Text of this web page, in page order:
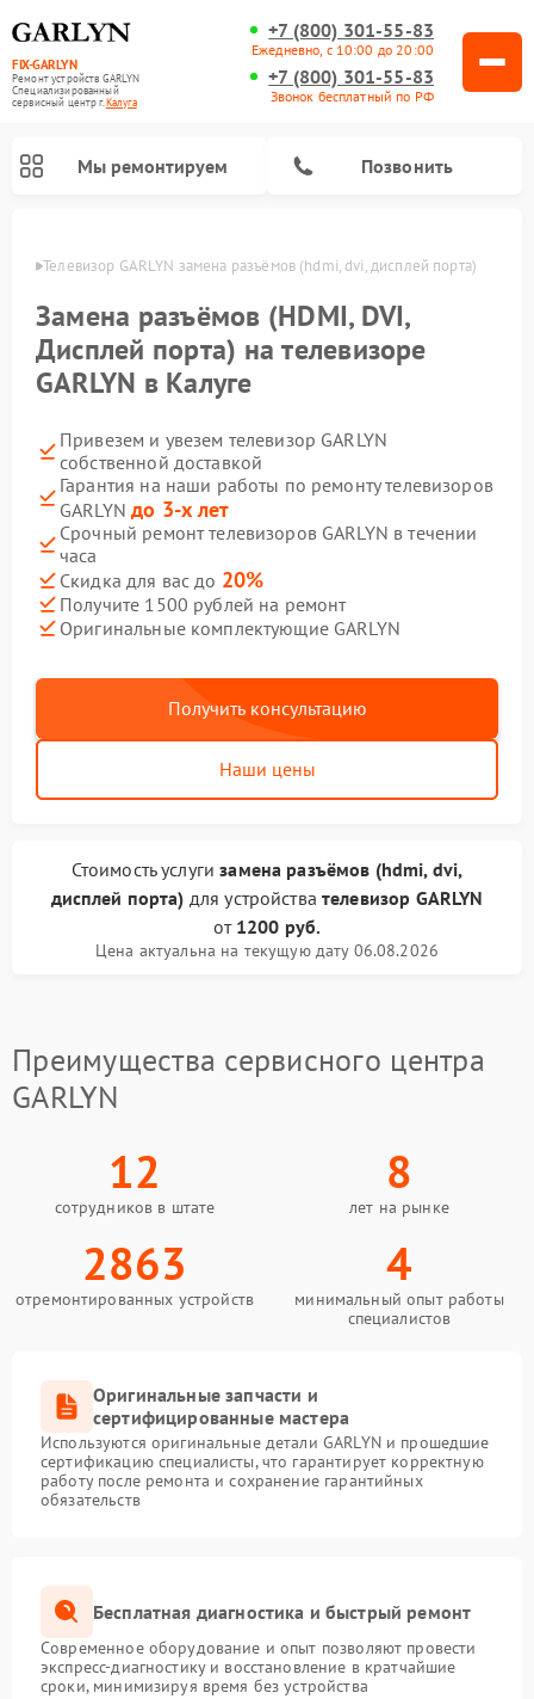
FIX-GARLYN
Ремонт устройств GARLYN
Специализированный
cервисный центр г.Калуга
+7 (800) 301-55-83
Ежедневно, с 10:00 до 20:00
+7 (800) 301-55-83
Звонок бесплатный по РФ
Мы ремонтируем Позвонить
Телевизор GARLYN замена разъёмов (hdmi, dvi, дисплей порта)
Замена разъёмов (HDMI, DVI,
Дисплей порта) на телевизоре
GARLYN в Калуге
Привезем и увезем телевизор GARLYN
собственной доставкой
Гарантия на наши работы по ремонту телевизоров
GARLYNдо 3-х лет
Срочный ремонт телевизоров GARLYN в течении
часа
Скидка для вас до 20%
Получите 1500 рублей на ремонт
Оригинальные комплектующие GARLYN
Получить консультацию
Наши цены
Стоимость услугизамена разъёмов (hdmi, dvi,
дисплей порта) для устройствателевизор GARLYN
от 1200 руб.
Цена актуальна на текущую дату 06.08.2026
Преимущества сервисного центра
GARLYN
12
сотрудников в штате
8
лет на рынке
2863
отремонтированных устройств
4
минимальный опыт работы
специалистов
Оригинальные запчасти и
сертифицированные мастера
Используются оригинальные детали GARLYN и прошедшие
сертификацию специалисты, что гарантирует корректную
работу после ремонта и сохранение гарантийных
обязательств
Бесплатная диагностика и быстрый ремонт
Современное оборудование и опыт позволяют провести
экспресс-диагностику и восстановление в кратчайшие
сроки, минимизируя время без устройства